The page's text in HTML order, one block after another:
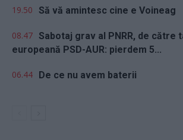
19.50 Să vă amintesc cine e Voineag
08.47 Sabotaj grav al PNRR, de către
europeană PSD-AUR: pierdem 5...
06.44 De ce nu avem baterii